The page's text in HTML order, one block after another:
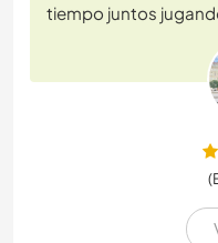
tiempo juntos